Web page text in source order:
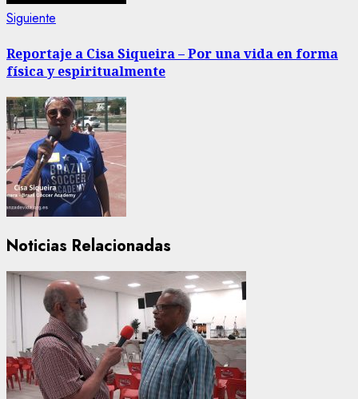
Siguiente
Reportaje a Cisa Siqueira – Por una vida en forma
física y espiritualmente
Noticias Relacionadas